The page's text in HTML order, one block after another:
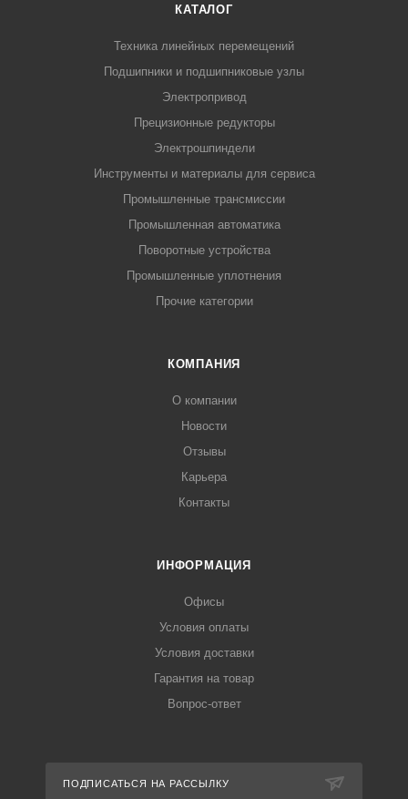
КАТАЛОГ
Техника линейных перемещений
Подшипники и подшипниковые узлы
Электропривод
Прецизионные редукторы
Электрошпиндели
Инструменты и материалы для сервиса
Промышленные трансмиссии
Промышленная автоматика
Поворотные устройства
Промышленные уплотнения
Прочие категории
КОМПАНИЯ
О компании
Новости
Отзывы
Карьера
Контакты
ИНФОРМАЦИЯ
Офисы
Условия оплаты
Условия доставки
Гарантия на товар
Вопрос-ответ
ПОДПИСАТЬСЯ НА РАССЫЛКУ